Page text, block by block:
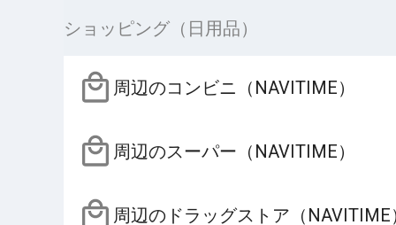
ショッピング（日用品）
周辺のコンビニ（NAVITIME）
周辺のスーパー（NAVITIME）
周辺のドラッグストア（NAVITIME